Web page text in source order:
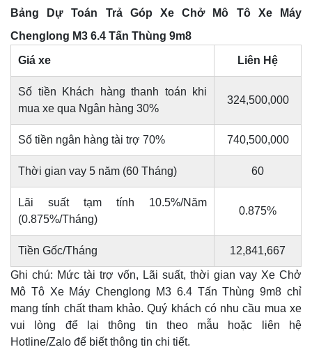
Bảng Dự Toán Trả Góp Xe Chở Mô Tô Xe Máy
Chenglong M3 6.4 Tấn Thùng 9m8
Giá xe Liên Hệ
Số tiền Khách hàng thanh toán khi
mua xe qua Ngân hàng 30%
324,500,000
Số tiền ngân hàng tài trợ 70% 740,500,000
Thời gian vay 5 năm (60 Tháng) 60
Lãi suất tạm tính 10.5%/Năm
(0.875%/Tháng)
0.875%
Tiền Gốc/Tháng 12,841,667
Ghi chú: Mức tài trợ vốn, Lãi suất, thời gian vay Xe Chở
Mô Tô Xe Máy Chenglong M3 6.4 Tấn Thùng 9m8 chỉ
mang tính chất tham khảo. Quý khách có nhu cầu mua xe
vui lòng để lại thông tin theo mẫu hoặc liên hệ
Hotline/Zalo để biết thông tin chi tiết.